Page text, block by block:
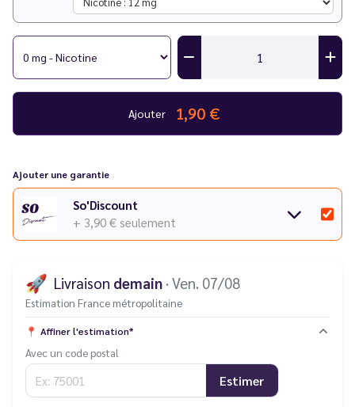
Ajouter 1,90 €
Ajouter une garantie
So'Discount
+ 3,90 € seulement
🚀 Livraison demain · Ven. 07/08
Estimation France métropolitaine
📍 Affiner l'estimation*
Avec un code postal
Estimer